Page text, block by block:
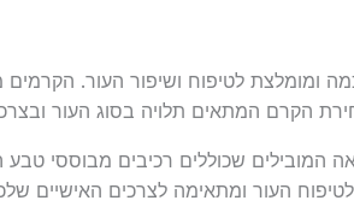
ומומלצת לטיפוח ושיפור העור. הקרמים
הקרם המתאים תלויה בסוג העור
המובילים שכוללים רכיבים מבוססי
העור ומתאימה לצרכים האישיים